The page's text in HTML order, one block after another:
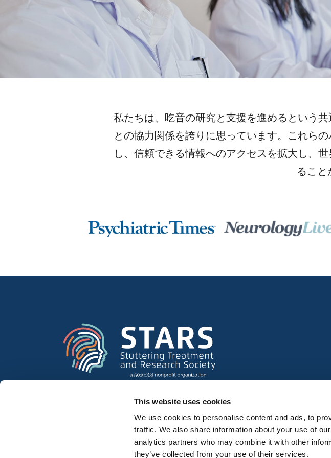
This website uses cookies
We use cookies to personalise content and ads, to
traffic. We also share information about your use of
analytics partners who may combine it with other
they’ve collected from your use of their services.
私たちは、吃音の研究と支援を進めるという
との協力関係を誇りに思っています。これら
し、信頼できる情報へのアクセスを拡大し、
ること